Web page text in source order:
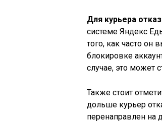
Для курьера
системе Яндекс
того, как часто он
блокировке
случае, это может
Также стоит
дольше курьер
перенаправлен на